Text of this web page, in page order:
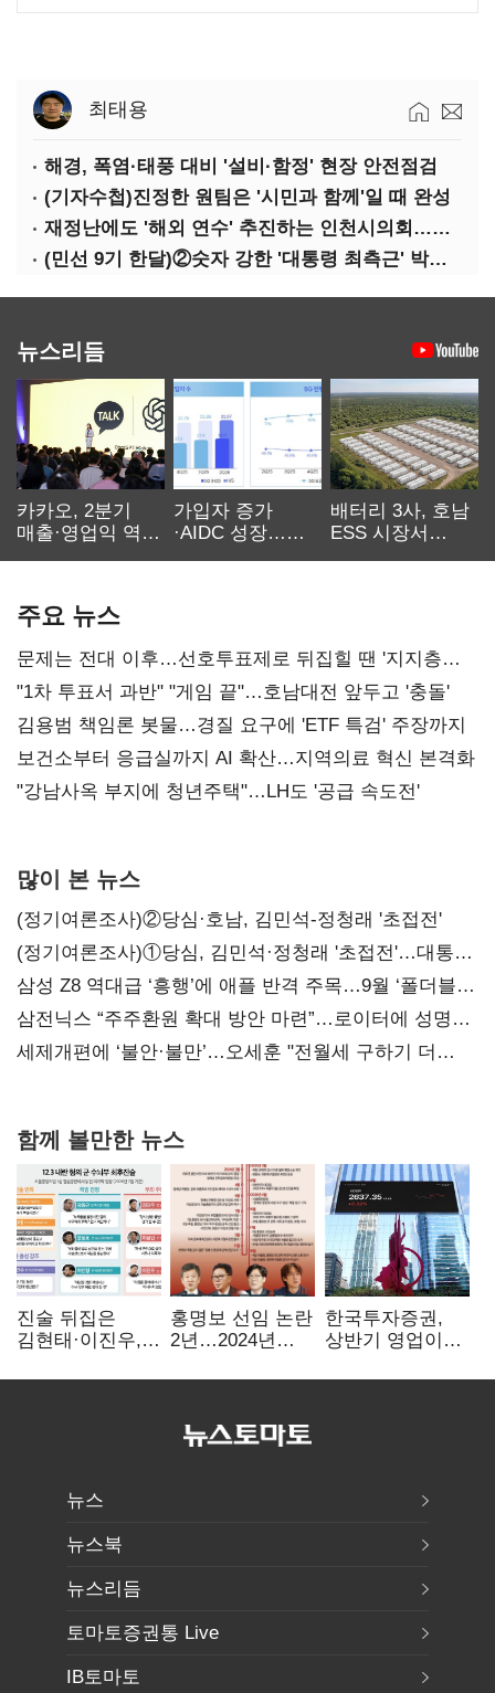
최태용
해경, 폭염·태풍 대비 '설비·함정' 현장 안전점검
(기자수첩)진정한 원팀은 '시민과 함께'일 때 완성
재정난에도 '해외 연수' 추진하는 인천시의회…경기·부산은 중단
(민선 9기 한달)②숫자 강한 '대통령 최측근' 박찬대…시험대 오른 인천행정
뉴스리듬
카카오, 2분기
매출·영업익 역대
가입자 증가
·AIDC 성장…
배터리 3사, 호남
ESS 시장서
주요 뉴스
문제는 전대 이후…선호투표제로 뒤집힐 땐 '지지층
불복'
"1차 투표서 과반" "게임 끝"…호남대전 앞두고 '충돌'
김용범 책임론 봇물…경질 요구에 'ETF 특검' 주장까지
보건소부터 응급실까지 AI 확산…지역의료 혁신 본격화
"강남사옥 부지에 청년주택"…LH도 '공급 속도전'
많이 본 뉴스
(정기여론조사)②당심·호남, 김민석-정청래 '초접전'
(정기여론조사)①당심, 김민석·정청래 '초접전'…대통령
지지도 '50% 아래로'(종합)
삼성 Z8 역대급 ‘흥행’에 애플 반격 주목…9월 ‘폴더블
대전’
삼전닉스 “주주환원 확대 방안 마련”…로이터에 성명
보내
세제개편에 ‘불안·불만’…오세훈 "전월세 구하기 더
함께 볼만한 뉴스
진술 뒤집은
김현태·이진우,
헌신"…법정서
홍명보 선임 논란
2년…2024년
압색까지
한국투자증권,
상반기 영업이익
전년비 89.1%↑
뉴스
뉴스북
뉴스리듬
토마토증권통 Live
IB토마토